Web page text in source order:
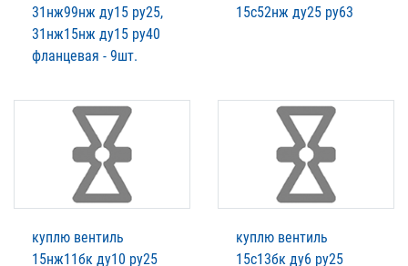
31нж99нж ду15 ру25,
31нж15нж ду15 ру40
фланцевая - 9шт.
15с52нж ду25 ру63
куплю вентиль
15нж11бк ду10 ру25
куплю вентиль
15с13бк ду6 ру25